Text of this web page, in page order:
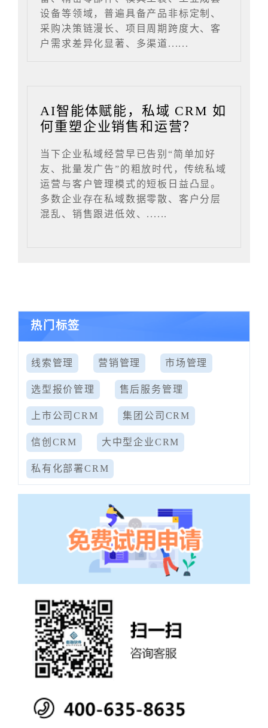
设备等领域，普遍具备产品非标定制、
采购决策链漫长、项目周期跨度大、客
户需求差异化显著、多渠道......
AI智能体赋能，私域 CRM 如
何重塑企业销售和运营？
当下企业私域经营早已告别“简单加好
友、批量发广告”的粗放时代，传统私域
运营与客户管理模式的短板日益凸显。
多数企业存在私域数据零散、客户分层
混乱、销售跟进低效、......
热门标签
线索管理 营销管理 市场管理
选型报价管理 售后服务管理
上市公司CRM 集团公司CRM
信创CRM 大中型企业CRM
私有化部署CRM